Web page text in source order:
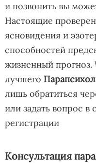
и позвонить вы
Настоящие
ясновидения и
способностей
жизненный прогноз.
лучшего
лишь обратиться
или задать вопрос в
регистрации
Консультация